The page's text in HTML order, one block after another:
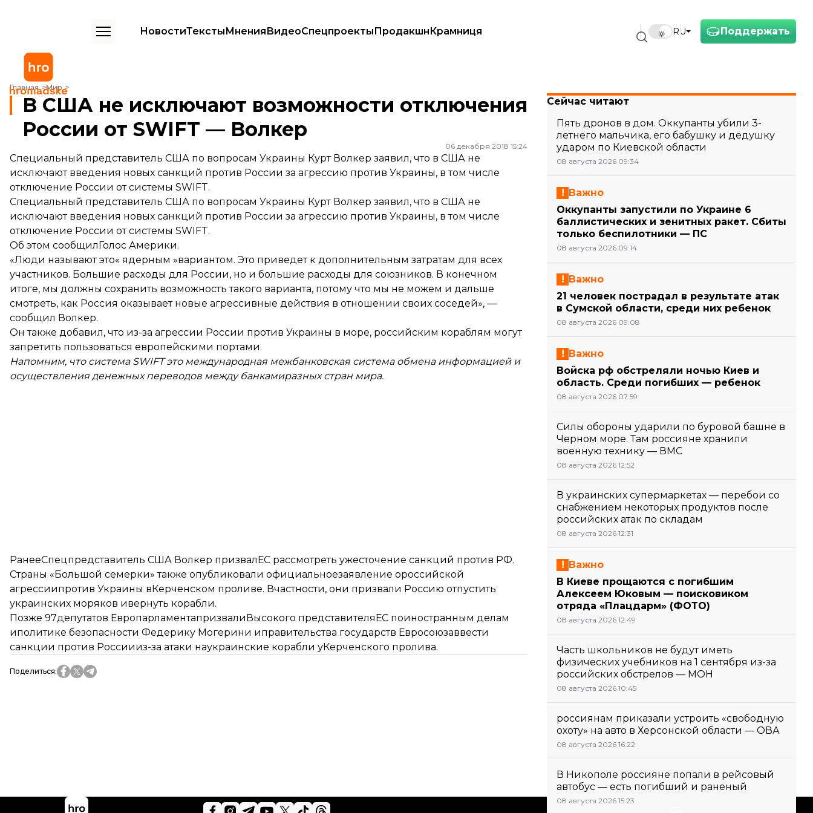
Поддержать
RU
НовостиТекстыМненияВидеоСпецпроектыПродакшнКрамниця
Главная Мир
В США не исключают возможности отключения России от SWIFT — Волкер
В США не исключают возможности отключения
России от SWIFT — Волкер
06 декабря 2018 15:24
Специальный представитель США по вопросам Украины Курт Волкер заявил, что в США не
исключают введения новых санкций против России за агрессию против Украины, в том числе
отключение России от системы SWIFT.
Специальный представитель США по вопросам Украины Курт Волкер заявил, что в США не
исключают введения новых санкций против России за агрессию против Украины, в том числе
отключение России от системы SWIFT.
Об этом сообщилГолос Америки.
«Люди называют это« ядерным »вариантом. Это приведет к дополнительным затратам для всех
участников. Большие расходы для России, но и большие расходы для союзников. В конечном
итоге, мы должны сохранить возможность такого варианта, потому что мы не можем и дальше
смотреть, как Россия оказывает новые агрессивные действия в отношении своих соседей», —
сообщил Волкер.
Он также добавил, что из-за агрессии России против Украины в море, российским кораблям могут
запретить пользоваться европейскими портами.
Напомним, что система SWIFT это международная межбанковская система обмена информацией и
осуществления денежных переводов между банкамиразных стран мира.
РанееСпецпредставитель США Волкер призвалЕС рассмотреть ужесточение санкций против РФ.
Страны «Большой семерки» также опубликовали официальноезаявление ороссийской
агрессиипротив Украины вКерченском проливе. Вчастности, они призвали Россию отпустить
украинских моряков ивернуть корабли.
Позже 97депутатов ЕвропарламентапризвалиВысокого представителяЕС поиностранным делам
иполитике безопасности Федерику Могерини иправительства государств Евросоюзаввести
санкции против Россиииз-за атаки наукраинские корабли уКерченского пролива.
Поделиться:
Сейчас читают
Пять дронов в дом. Оккупанты убили 3-
летнего мальчика, его бабушку и дедушку
ударом по Киевской области
08 августа 2026 09:34
Важно
Оккупанты запустили по Украине 6
баллистических и зенитных ракет. Сбиты
только беспилотники — ПС
08 августа 2026 09:14
Важно
21 человек пострадал в результате атак
в Сумской области, среди них ребенок
08 августа 2026 09:08
Важно
Войска рф обстреляли ночью Киев и
область. Среди погибших — ребенок
08 августа 2026 07:59
Силы обороны ударили по буровой башне в
Черном море. Там россияне хранили
военную технику — ВМС
08 августа 2026 12:52
В украинских супермаркетах — перебои со
снабжением некоторых продуктов после
российских атак по складам
08 августа 2026 12:31
Важно
В Киеве прощаются с погибшим
Алексеем Юковым — поисковиком
отряда «Плацдарм» (ФОТО)
08 августа 2026 12:49
Часть школьников не будут иметь
физических учебников на 1 сентября из-за
российских обстрелов — МОН
08 августа 2026 10:45
россиянам приказали устроить «свободную
охоту» на авто в Херсонской области — ОВА
08 августа 2026 16:22
В Никополе россияне попали в рейсовый
автобус — есть погибший и раненый
08 августа 2026 15:23